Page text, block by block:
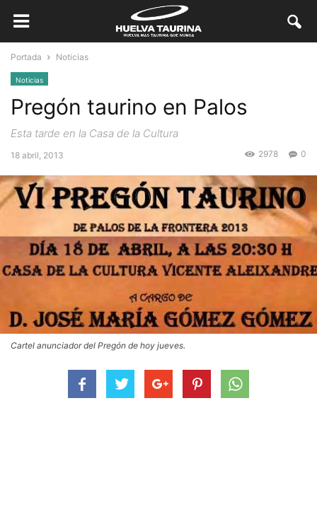
Portada Noticias
Noticias
Pregón taurino en Palos
Esta tarde en la Casa de la Cultura
18 abril, 2013 0
2978
Cartel anunciador del Pregón de hoy jueves.